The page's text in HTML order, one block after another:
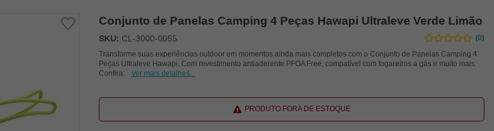
Conjunto de Panelas Camping 4 Peças Hawapi Ultraleve Verde Limão
SKU: CL-3000-0055
(0)
Transforme suas experiências outdoor em momentos ainda mais completos com o Conjunto de Panelas Camping 4
Peças Ultraleve Hawapi. Com revestimento antiaderente PFOA Free, compatível com fogareiros a gás e muito mais.
Confira:
Ver mais detalhes...
PRODUTO FORA DE ESTOQUE